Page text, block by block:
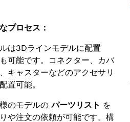
プロセス：
は3Dラインモデルに配置
可能です。コネクター、カバ
キャスターなどのアクセサリ
置可能。
のモデルのパーツリスト を
や注文の依頼が可能です。構